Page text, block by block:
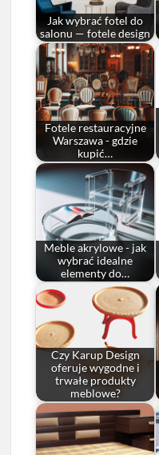
Jak wybrać fotel do
salonu — fotele design
Fotele restauracyjne
Warszawa - gdzie
kupić…
Meble akrylowe - jak
wybrać idealne
elementy do…
Czy Karup Design
oferuje wygodne i
trwałe produkty
meblowe?